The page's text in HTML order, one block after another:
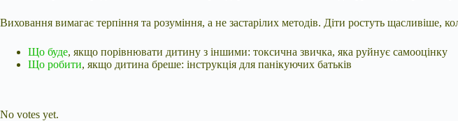
Виховання вимагає терпіння та розуміння, а не застарілих методів. Діти ростуть щасливіше,
Що буде, якщо порівнювати дитину з іншими: токсична звичка, яка руйнує самооцінку
Що робити, якщо дитина бреше: інструкція для панікуючих батьків
No votes yet.